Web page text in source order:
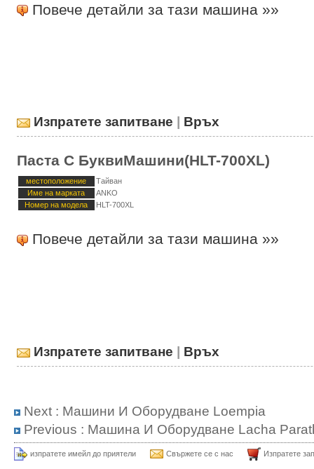
Повече детайли за тази машина »»
Изпратете запитване | Връх
Паста С БуквиМашини(HLT-700XL)
местоположение
Тайван
Име на марката
ANKO
Номер на модела
HLT-700XL
Повече детайли за тази машина »»
Изпратете запитване | Връх
Next : Машини И Оборудване Loempia
Previous : Машина И Оборудване Lacha
изпратете имейл до приятели Свържете се с нас Изпратете